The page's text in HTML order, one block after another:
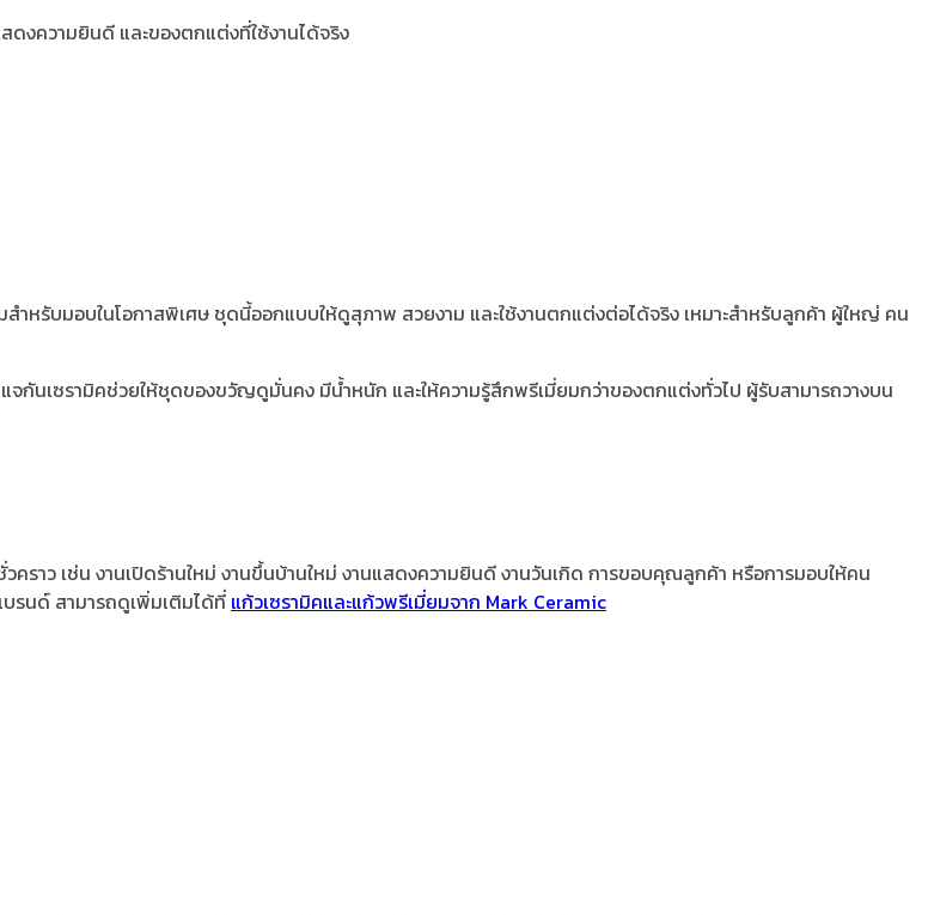
ดงความยินดี และของตกแต่งที่ใช้งานได้จริง
หรับมอบในโอกาสพิเศษ ชุดนี้ออกแบบให้ดูสุภาพ สวยงาม และใช้งานตกแต่งต่อได้จริง เหมาะสำหรับลูกค้า ผู้ใหญ่ คน
นเซรามิคช่วยให้ชุดของขวัญดูมั่นคง มีน้ำหนัก และให้ความรู้สึกพรีเมี่ยมกว่าของตกแต่งทั่วไป ผู้รับสามารถวางบน
ราว เช่น งานเปิดร้านใหม่ งานขึ้นบ้านใหม่ งานแสดงความยินดี งานวันเกิด การขอบคุณลูกค้า หรือการมอบให้คน
รนด์ สามารถดูเพิ่มเติมได้ที่ แก้วเซรามิคและแก้วพรีเมี่ยมจาก Mark Ceramic